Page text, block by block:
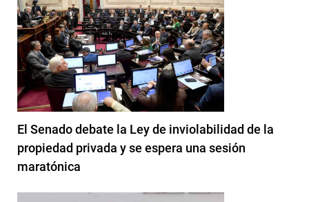
El Senado debate la Ley de inviolabilidad de la
propiedad privada y se espera una sesión
maratónica